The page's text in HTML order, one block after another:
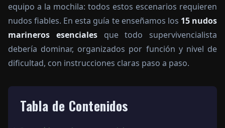
equipo a la mochila: todos estos escenarios requieren
nudos fiables. En esta guía te enseñamos los 15 nudos
marineros esencialesque todo supervivencialista
debería dominar, organizados por función y nivel de
dificultad, con instrucciones claras paso a paso.
Tabla de Contenidos